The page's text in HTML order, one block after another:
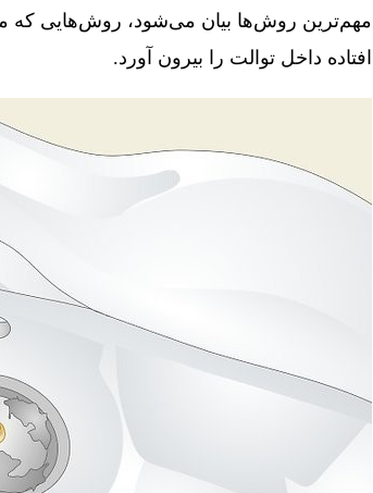
مهم‌ترین روش‌ها بیان می‌شود، روش‌هایی که
افتاده داخل توالت را بیرون آورد.